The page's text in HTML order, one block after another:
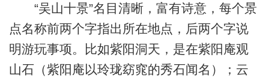
“吴山十景”名目清晰，富有诗意，每个景
点名称前两个字指出所在地点，后两个字说
明游玩事项。比如紫阳洞天，是在紫阳庵观
山石（紫阳庵以玲珑窈窕的秀石闻名）；云